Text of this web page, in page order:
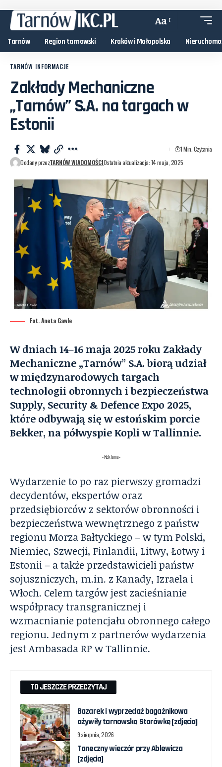
Aa
Tarnów Region tarnowski Kraków i Małopolska
TARNÓW INFORMACJE
Zakłady Mechaniczne
„Tarnów” S.A. na targach w
Estonii
Dodany przezTARNÓW WIADOMOŚCIOstatnia aktualizacja: 14 maja, 2025
1 Min. Czytania
Fot. Aneta Gawle
W dniach 14–16 maja 2025 roku Zakłady
Mechaniczne „Tarnów” S.A. biorą udział
w międzynarodowych targach
technologii obronnych i bezpieczeństwa
Supply, Security & Defence Expo 2025,
które odbywają się w estońskim porcie
Bekker, na półwyspie Kopli w Tallinnie.
- Reklama -
Wydarzenie to po raz pierwszy gromadzi
decydentów, ekspertów oraz
przedsiębiorców z sektorów obronności i
bezpieczeństwa wewnętrznego z państw
regionu Morza Bałtyckiego – w tym Polski,
Niemiec, Szwecji, Finlandii, Litwy, Łotwy i
Estonii – a także przedstawicieli państw
sojuszniczych, m.in. z Kanady, Izraela i
Włoch. Celem targów jest zacieśnianie
współpracy transgranicznej i
wzmacnianie potencjału obronnego całego
regionu. Jednym z partnerów wydarzenia
jest Ambasada RP w Tallinnie.
TO JESZCZE PRZECZYTAJ
Bazarek i wyprzedaż bagażnikowa
ożywiły tarnowską Starówkę [zdjęcia]
9 sierpnia, 2026
Taneczny wieczór przy Ablewicza
[zdjęcia]